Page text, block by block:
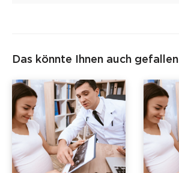
Das könnte Ihnen auch gefallen